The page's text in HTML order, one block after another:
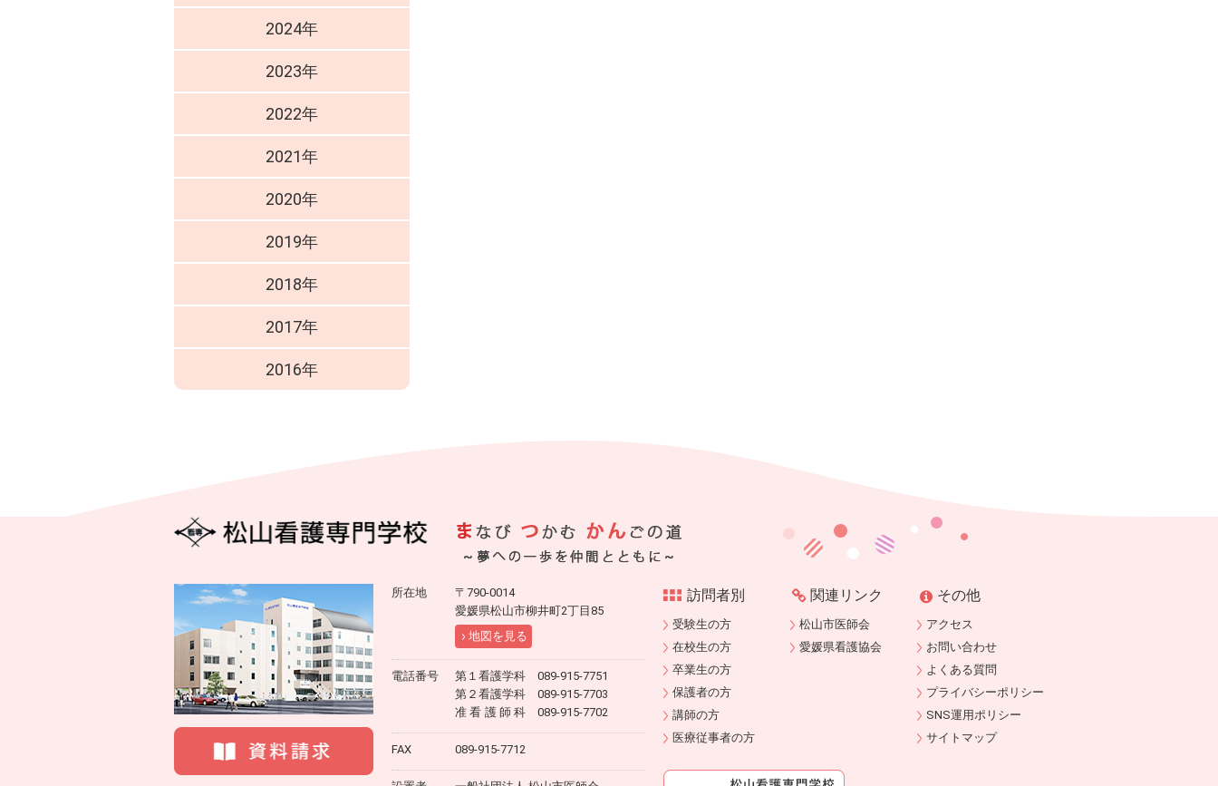
2024年
2023年
2022年
2021年
2020年
2019年
2018年
2017年
2016年
所在地
〒790-0014
愛媛県松山市柳井町2丁目85
地図を見る
電話番号
第１看護学科 089-915-7751
第２看護学科 089-915-7703
准看護師科
089-915-7702
FAX 089-915-7712
訪問者別
受験生の方
在校生の方
卒業生の方
保護者の方
講師の方
医療従事者の方
関連リンク
松山市医師会
愛媛県看護協会
その他
アクセス
お問い合わせ
よくある質問
プライバシーポリシー
SNS運用ポリシー
サイトマップ